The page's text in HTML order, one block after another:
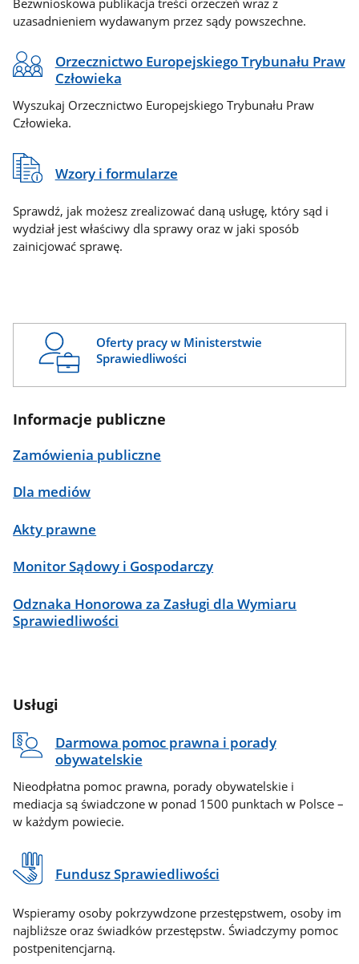
uzasadnieniem wydawanym przez sądy powszechne.
Orzecznictwo Europejskiego Trybunału Praw
Człowieka
Wyszukaj Orzecznictwo Europejskiego Trybunału Praw
Człowieka.
Wzory i formularze
Sprawdź, jak możesz zrealizować daną usługę, który sąd i
wydział jest właściwy dla sprawy oraz w jaki sposób
zainicjować sprawę.
Oferty pracy w Ministerstwie
Sprawiedliwości
Informacje publiczne
Zamówienia publiczne
Dla mediów
Akty prawne
Monitor Sądowy i Gospodarczy
Odznaka Honorowa za Zasługi dla Wymiaru
Sprawiedliwości
Usługi
Darmowa pomoc prawna i porady
obywatelskie
Nieodpłatna pomoc prawna, porady obywatelskie i
mediacja są świadczone w ponad 1500 punktach w Polsce –
w każdym powiecie.
Fundusz Sprawiedliwości
Wspieramy osoby pokrzywdzone przestępstwem, osoby im
najbliższe oraz świadków przestępstw. Świadczymy pomoc
postpenitencjarną.